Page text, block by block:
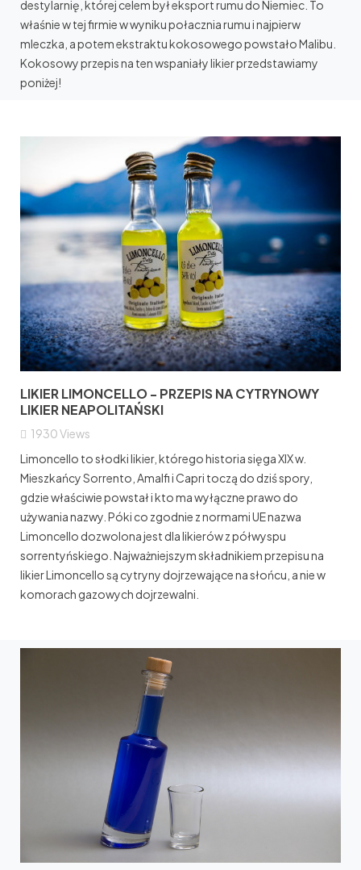
destylarnię, której celem był eksport rumu do Niemiec. To
właśnie w tej firmie w wyniku połacznia rumu i najpierw
mleczka, a potem ekstraktu kokosowego powstało Malibu.
Kokosowy przepis na ten wspaniały likier przedstawiamy
poniżej!
LIKIER LIMONCELLO - PRZEPIS NA CYTRYNOWY
LIKIER NEAPOLITAŃSKI
1930Views
Limoncello to słodki likier, którego historia sięga XIX w.
Mieszkańcy Sorrento, Amalfi i Capri toczą do dziś spory,
gdzie właściwie powstał i kto ma wyłączne prawo do
używania nazwy. Póki co zgodnie z normami UE nazwa
Limoncello dozwolona jest dla likierów z półwyspu
sorrentyńskiego. Najważniejszym składnikiem przepisu na
likier Limoncello są cytryny dojrzewające na słońcu, a nie w
komorach gazowych dojrzewalni.